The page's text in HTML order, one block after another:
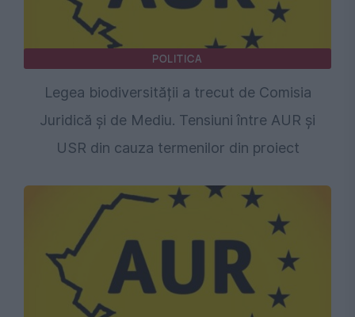
POLITICA
Legea biodiversității a trecut de Comisia
Juridică și de Mediu. Tensiuni între AUR și
USR din cauza termenilor din proiect